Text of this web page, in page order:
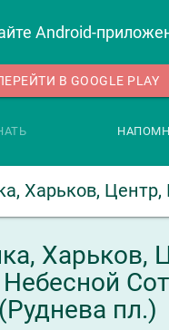
Android-
В GOOGLE PLAY
Харьков,
(Руднева пл.)